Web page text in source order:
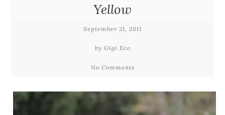
Yellow
September 21, 2011
by Gigi Eco
No Comments